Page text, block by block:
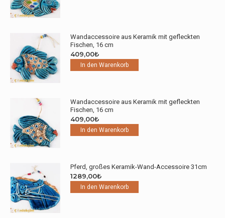
Wandaccessoire aus Keramik mit gefleckten
Fischen, 16 cm
409,00₺
In den Warenkorb
Wandaccessoire aus Keramik mit gefleckten
Fischen, 16 cm
409,00₺
In den Warenkorb
Pferd, großes Keramik-Wand-Accessoire 31cm
1289,00₺
In den Warenkorb